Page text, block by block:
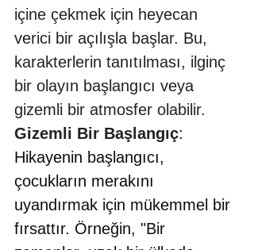
içine çekmek için heyecan
verici bir açılışla başlar. Bu,
karakterlerin tanıtılması, ilginç
bir olayın başlangıcı veya
gizemli bir atmosfer olabilir.
Gizemli Bir Başlangıç:
Hikayenin başlangıcı,
çocukların merakını
uyandırmak için mükemmel bir
fırsattır. Örneğin, "Bir